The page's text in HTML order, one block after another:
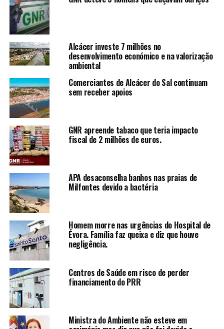
Alcácer investe 7 milhões no
desenvolvimento económico e na valorização
ambiental
Comerciantes de Alcácer do Sal continuam
sem receber apoios
GNR apreende tabaco que teria impacto
fiscal de 2 milhões de euros.
APA desaconselha banhos nas praias de
Milfontes devido a bactéria
Homem morre nas urgências do Hospital de
Évora. Família faz queixa e diz que houve
negligência.
Centros de Saúde em risco de perder
financiamento do PRR
Ministra do Ambiente não esteve em